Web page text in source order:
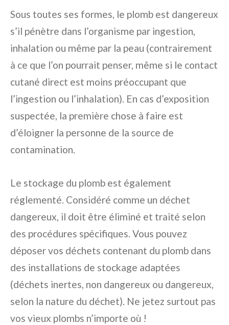
Sous toutes ses formes, le plomb est dangereux
s’il pénètre dans l’organisme par ingestion,
inhalation ou même par la peau (contrairement
à ce que l’on pourrait penser, même si le contact
cutané direct est moins préoccupant que
l’ingestion ou l’inhalation). En cas d’exposition
suspectée, la première chose à faire est
d’éloigner la personne de la source de
contamination.
Le stockage du plomb est également
réglementé. Considéré comme un déchet
dangereux, il doit être éliminé et traité selon
des procédures spécifiques. Vous pouvez
déposer vos déchets contenant du plomb dans
des installations de stockage adaptées
(déchets inertes, non dangereux ou dangereux,
selon la nature du déchet). Ne jetez surtout pas
vos vieux plombs n’importe où !